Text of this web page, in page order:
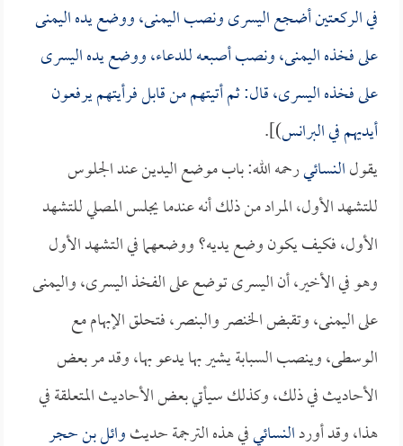
في الركعتين أضجع اليسرى ونصب اليمنى، ووضع يده اليمنى
على فخذه اليمنى، ونصب أصبعه للدعاء، ووضع يده اليسرى
على فخذه اليسرى، قال: ثم أتيتهم من قابل فرأيتهم يرفعون
أيديهم في البرانس)].
يقولالنسائيرحمه الله: باب موضع اليدين عند الجلوس
للتشهد الأول، المراد من ذلك أنه عندما يجلس المصلي للتشهد
الأول، فكيف يكون وضع يديه؟ ووضعهما في التشهد الأول
وهو في الأخير، أن اليسرى توضع على الفخذ اليسرى، واليمنى
على اليمنى، وتقبض الخنصر والبنصر، فتحلق الإبهام مع
الوسطى، وينصب السبابة يشير بها يدعو بها، وقد مر بعض
الأحاديث في ذلك، وكذلك سيأتي بعض الأحاديث المتعلقة في
هذا، وقد أوردالنسائيفي هذه الترجمة حديثوائل بن حجر